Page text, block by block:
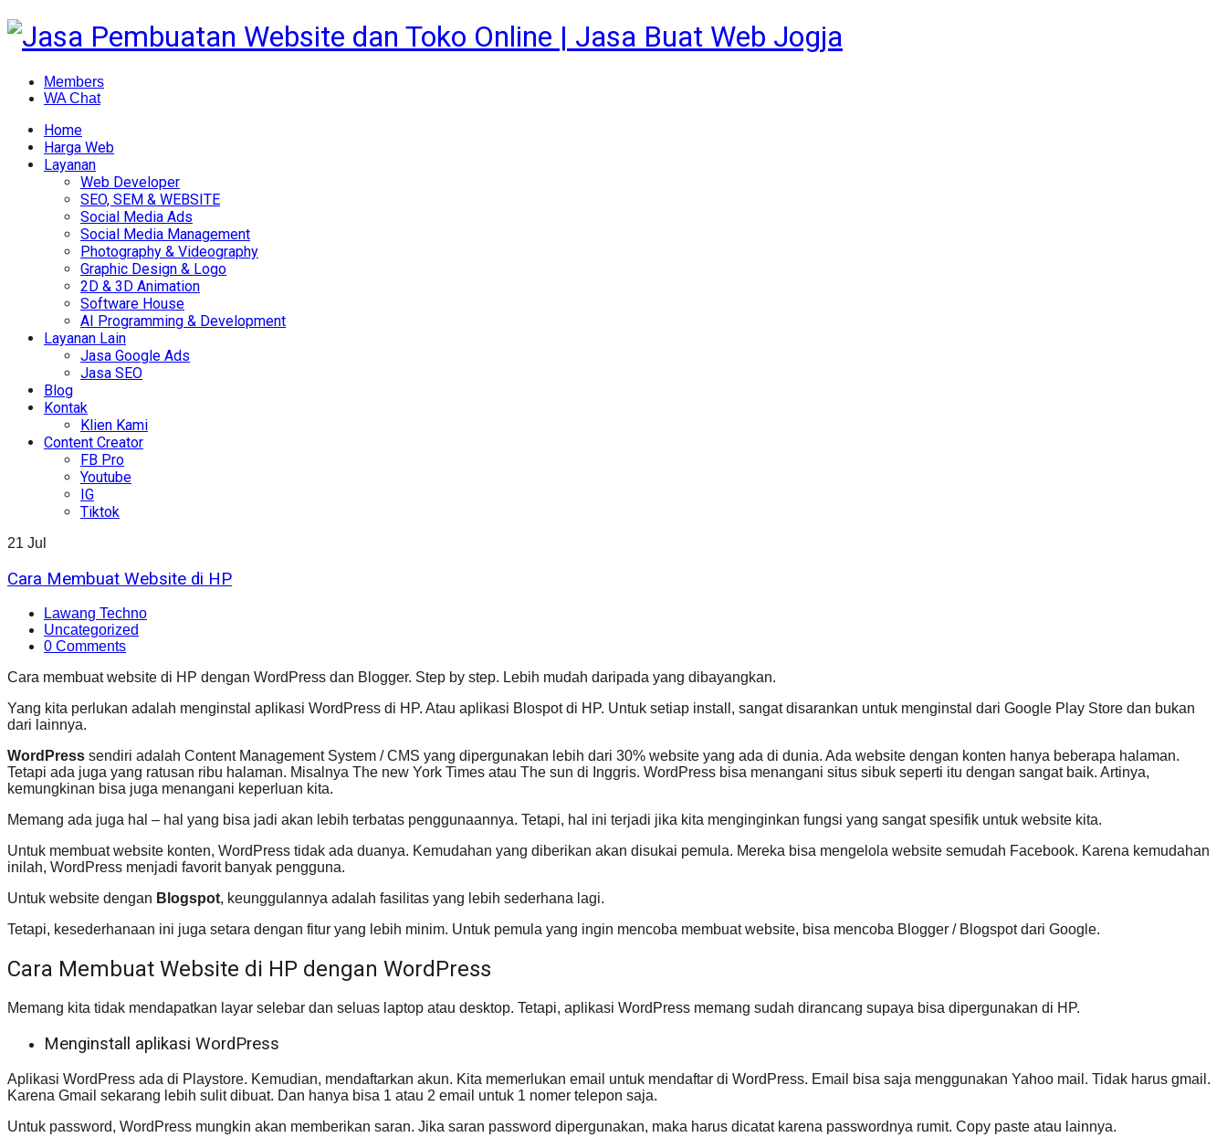
Members
WA Chat
Home
Harga Web
Layanan
Web Developer
SEO, SEM & WEBSITE
Social Media Ads
Social Media Management
Photography & Videography
Graphic Design & Logo
2D & 3D Animation
Software House
AI Programming & Development
Layanan Lain
Jasa Google Ads
Jasa SEO
Blog
Kontak
Klien Kami
Content Creator
FB Pro
Youtube
IG
Tiktok
21 Jul
Cara Membuat Website di HP
Lawang Techno
Uncategorized
0 Comments
Cara membuat website di HP dengan WordPress dan Blogger. Step by step. Lebih mudah daripada yang dibayangkan.
Yang kita perlukan adalah menginstal aplikasi WordPress di HP. Atau aplikasi Blospot di HP. Untuk setiap install, sangat disarankan untuk menginstal dari Google Play Store dan bukan
dari lainnya.
WordPress sendiri adalah Content Management System / CMS yang dipergunakan lebih dari 30% website yang ada di dunia. Ada website dengan konten hanya beberapa halaman.
Tetapi ada juga yang ratusan ribu halaman. Misalnya The new York Times atau The sun di Inggris. WordPress bisa menangani situs sibuk seperti itu dengan sangat baik. Artinya,
kemungkinan bisa juga menangani keperluan kita.
Memang ada juga hal – hal yang bisa jadi akan lebih terbatas penggunaannya. Tetapi, hal ini terjadi jika kita menginginkan fungsi yang sangat spesifik untuk website kita.
Untuk membuat website konten, WordPress tidak ada duanya. Kemudahan yang diberikan akan disukai pemula. Mereka bisa mengelola website semudah Facebook. Karena kemudahan
inilah, WordPress menjadi favorit banyak pengguna.
Untuk website dengan Blogspot, keunggulannya adalah fasilitas yang lebih sederhana lagi.
Tetapi, kesederhanaan ini juga setara dengan fitur yang lebih minim. Untuk pemula yang ingin mencoba membuat website, bisa mencoba Blogger / Blogspot dari Google.
Cara Membuat Website di HP dengan WordPress
Memang kita tidak mendapatkan layar selebar dan seluas laptop atau desktop. Tetapi, aplikasi WordPress memang sudah dirancang supaya bisa dipergunakan di HP.
Menginstall aplikasi WordPress
Aplikasi WordPress ada di Playstore. Kemudian, mendaftarkan akun. Kita memerlukan email untuk mendaftar di WordPress. Email bisa saja menggunakan Yahoo mail. Tidak harus gmail.
Karena Gmail sekarang lebih sulit dibuat. Dan hanya bisa 1 atau 2 email untuk 1 nomer telepon saja.
Untuk password, WordPress mungkin akan memberikan saran. Jika saran password dipergunakan, maka harus dicatat karena passwordnya rumit. Copy paste atau lainnya.